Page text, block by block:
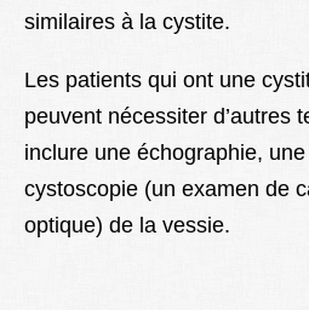
similaires à la cystite.
Les patients qui ont une
peuvent nécessiter d’autres
inclure une échographie,
cystoscopie (un examen de
optique) de la vessie.